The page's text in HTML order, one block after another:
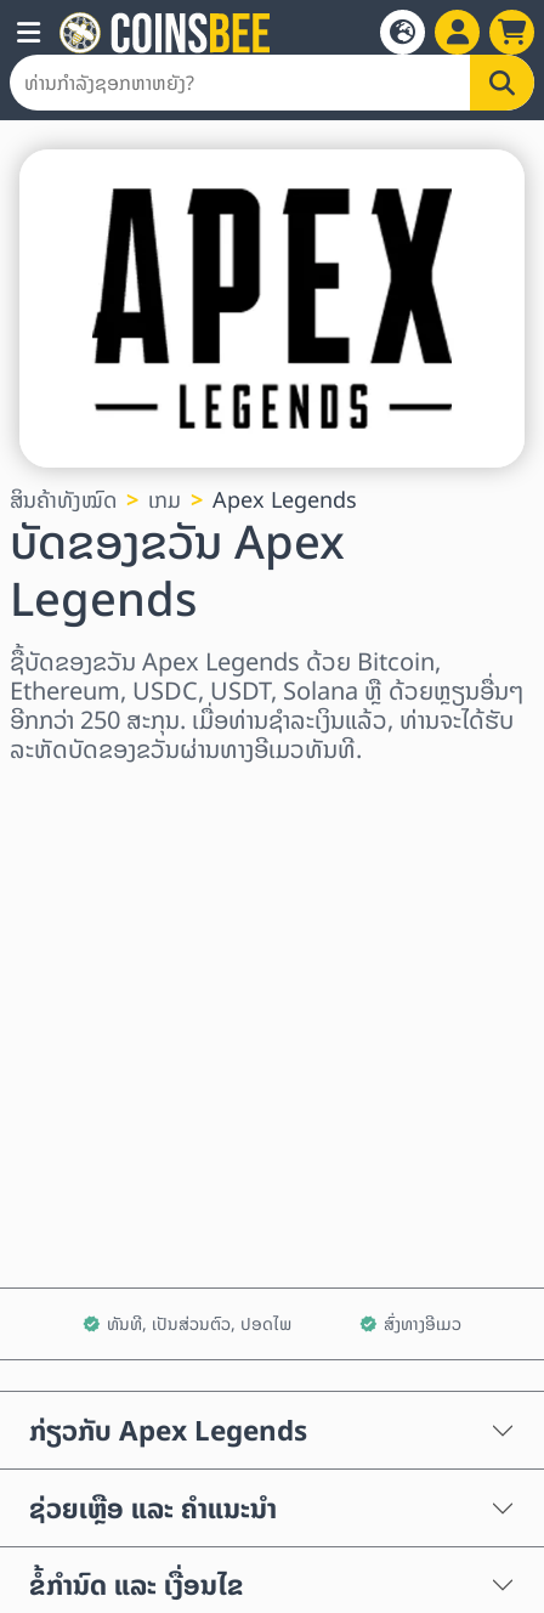
ສິນຄ້າທັງໝົດ ເກມ Apex Legends
ບັດຂອງຂວັນ Apex
Legends
ຊື້ບັດຂອງຂວັນ Apex Legends ດ້ວຍ Bitcoin,
Ethereum, USDC, USDT, Solana ຫຼື ດ້ວຍຫຼຽນອື່ນໆ
ອີກກວ່າ 250 ສະກຸນ. ເມື່ອທ່ານຊຳລະເງິນແລ້ວ, ທ່ານຈະໄດ້ຮັບ
ລະຫັດບັດຂອງຂວັນຜ່ານທາງອີເມວທັນທີ.
ທັນທີ, ເປັນສ່ວນຕົວ, ປອດໄພ ສົ່ງທາງອີເມວ
ກ່ຽວກັບ Apex Legends
ຊ່ວຍເຫຼືອ ແລະ ຄຳແນະນຳ
ຂໍ້ກຳນົດ ແລະ ເງື່ອນໄຂ